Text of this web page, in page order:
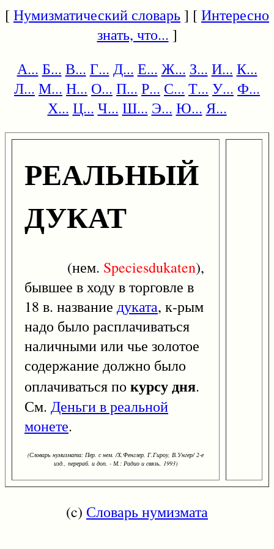
[Нумизматический словарь] [Интересно
знать, что... ]
А... Б... В... Г... Д... Е... Ж... З... И... К...
Л... М... Н... О... П... Р... С... Т... У... Ф...
Х... Ц... Ч... Ш... Э... Ю... Я...
РЕАЛЬНЫЙ
ДУКАТ
(нем. Speciesdukaten),
бывшее в ходу в торговле в
18 в. название дуката, к-рым
надо было расплачиваться
наличными или чье золотое
содержание должно было
оплачиваться по курсу дня.
См. Деньги в реальной
монете.
(Словарь нумизмата: Пер. с нем. /Х.Фенглер, Г.Гироу, В.Унгер/ 2-е
изд., перераб. и доп. - М.: Радио и связь, 1993)
(c) Словарь нумизмата